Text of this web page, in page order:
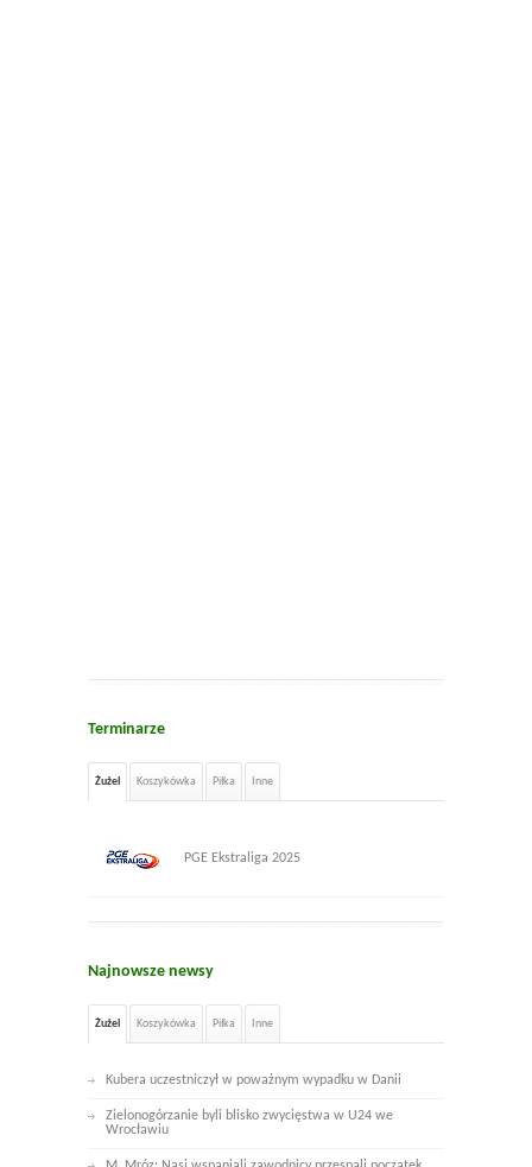
Terminarze
Żużel Koszykówka Piłka Inne
PGE Ekstraliga 2025
Najnowsze newsy
Żużel Koszykówka Piłka Inne
Kubera uczestniczył w poważnym wypadku w Danii
Zielonogórzanie byli blisko zwycięstwa w U24 we
Wrocławiu